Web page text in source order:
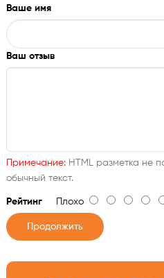
Ваше имя
Ваш отзыв
Примечание:HTML разметка не
обычный текст.
РейтингПлохо
Продолжить